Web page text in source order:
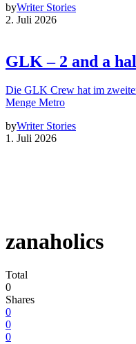
byWriter Stories
2. Juli 2026
GLK – 2 and a
Die GLK Crew hat im
Menge Metro
byWriter Stories
1. Juli 2026
zanaholics
Total
0
Shares
0
0
0